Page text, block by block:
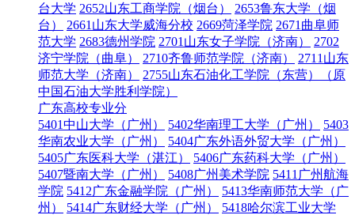
台大学 2652山东工商学院（烟台）
2653鲁东大学（烟
台）
2661山东大学威海分校 2669菏泽学院 2671曲阜师
范大学 2683德州学院 2701山东女子学院（济南）
2702
济宁学院（曲阜）
2710齐鲁师范学院（济南）
2711山东
师范大学（济南）
2755山东石油化工学院（东营）（原
中国石油大学胜利学院）
广东高校专业分
5401中山大学（广州）
5402华南理工大学（广州）
5403
华南农业大学（广州）
5404广东外语外贸大学（广州）
5405广东医科大学（湛江）
5406广东药科大学（广州）
5407暨南大学（广州）
5408广州美术学院 5411广州航海
学院 5412广东金融学院（广州）
5413华南师范大学（广
州）
5414广东财经大学（广州）
5418哈尔滨工业大学